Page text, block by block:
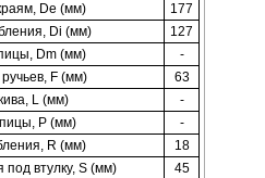
De (мм)
177
Di (мм)
127
Dm (мм)
-
F (мм)
63
L (мм)
-
P (мм)
-
R (мм)
18
под втулку, S (мм)
45